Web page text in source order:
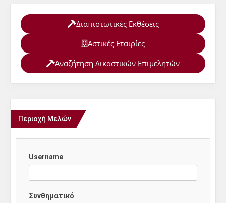
Διαπιστωτικές Εκθέσεις
Αστικές Εταιρίες
Αναζήτηση Δικαστικών Επιμελητών
Περιοχή Μελών
Username
Συνθηματικό